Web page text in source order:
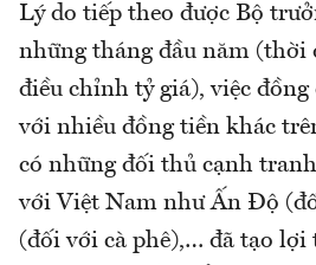
Lý do tiếp theo được Bộ
những tháng đầu năm (thời
điều chỉnh tỷ giá), việc đồng
với nhiều đồng tiền khác
có những đối thủ cạnh
với Việt Nam như Ấn Độ
(đối với cà phê),… đã tạo lợi